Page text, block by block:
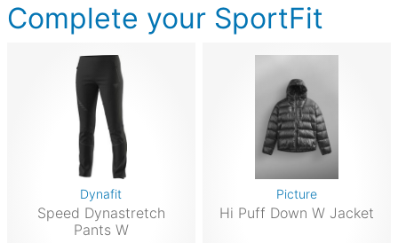
Complete your SportFit
Dynafit
Speed Dynastretch
Pants W
Picture
Hi Puff Down W Jacket